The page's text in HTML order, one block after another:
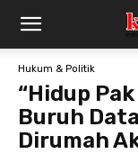
Hukum & Politik
“Hidup
Buruh
Dirumah